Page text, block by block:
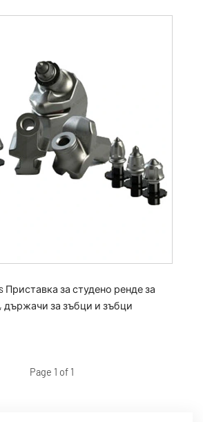
Приставка за студено ренде за
държачи за зъбци и зъбци
Page 1 of 1